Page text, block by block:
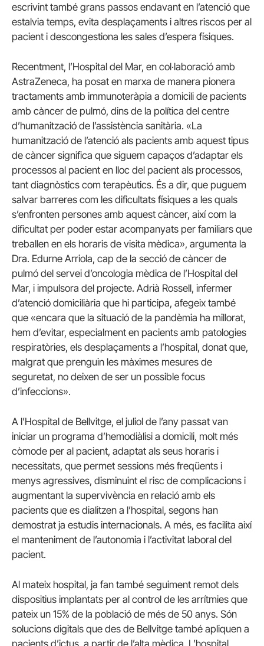
escrivint també grans passos endavant en l’atenció que
estalvia temps, evita desplaçaments i altres riscos per al
pacient i descongestiona les sales d’espera físiques.
Recentment, l’Hospital del Mar, en col·laboració amb
AstraZeneca, ha posat en marxa de manera pionera
tractaments amb immunoteràpia a domicili de pacients
amb càncer de pulmó, dins de la política del centre
d’humanització de l’assistència sanitària. «La
humanització de l’atenció als pacients amb aquest tipus
de càncer significa que siguem capaços d’adaptar els
processos al pacient en lloc del pacient als processos,
tant diagnòstics com terapèutics. És a dir, que puguem
salvar barreres com les dificultats físiques a les quals
s’enfronten persones amb aquest càncer, així com la
dificultat per poder estar acompanyats per familiars que
treballen en els horaris de visita mèdica», argumenta la
Dra. Edurne Arriola, cap de la secció de càncer de
pulmó del servei d’oncologia mèdica de l’Hospital del
Mar, i impulsora del projecte. Adrià Rossell, infermer
d’atenció domiciliària que hi participa, afegeix també
que «encara que la situació de la pandèmia ha millorat,
hem d’evitar, especialment en pacients amb patologies
respiratòries, els desplaçaments a l’hospital, donat que,
malgrat que prenguin les màximes mesures de
seguretat, no deixen de ser un possible focus
d’infeccions».
A l’Hospital de Bellvitge, el juliol de l’any passat van
iniciar un programa d’hemodiàlisi a domicili, molt més
còmode per al pacient, adaptat als seus horaris i
necessitats, que permet sessions més freqüents i
menys agressives, disminuint el risc de complicacions i
augmentant la supervivència en relació amb els
pacients que es dialitzen a l’hospital, segons han
demostrat ja estudis internacionals. A més, es facilita així
el manteniment de l’autonomia i l’activitat laboral del
pacient.
Al mateix hospital, ja fan també seguiment remot dels
dispositius implantats per al control de les arrítmies que
pateix un 15% de la població de més de 50 anys. Són
solucions digitals que des de Bellvitge també apliquen a